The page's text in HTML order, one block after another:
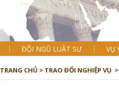
ĐỘI NGŨ LUẬT SƯ VỤ
TRANG CHỦ > TRAO ĐỔI NGHIỆP VỤ >